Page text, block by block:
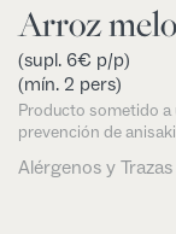
Arroz
(supl. 6€ p/p)
(mín. 2 pers)
Producto sometido
prevención de
Alérgenos y Trazas